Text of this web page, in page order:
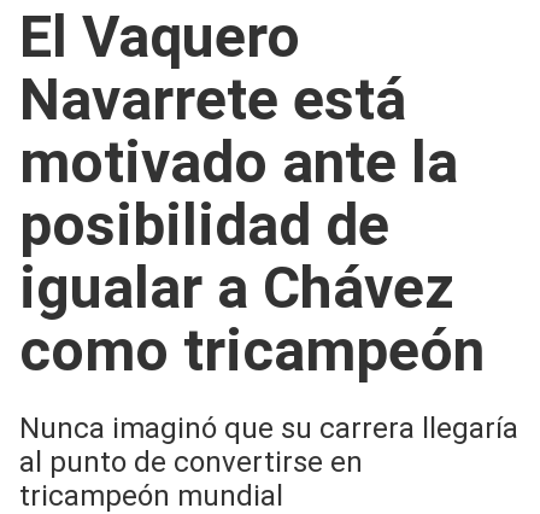
El Vaquero
Navarrete está
motivado ante la
posibilidad de
igualar a Chávez
como tricampeón
Nunca imaginó que su carrera llegaría
al punto de convertirse en
tricampeón mundial